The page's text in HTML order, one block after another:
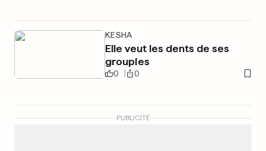
KESHA
Elle veut les dents de ses
groupies
0 0
PUBLICITÉ